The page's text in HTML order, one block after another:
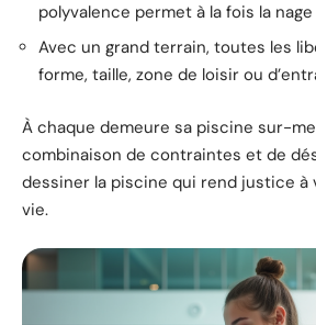
polyvalence permet à la fois la
Avec un grand terrain, toutes les
forme, taille, zone de loisir ou
À chaque demeure sa piscine sur-
combinaison de contraintes et de
dessiner la piscine qui rend justice à
vie.